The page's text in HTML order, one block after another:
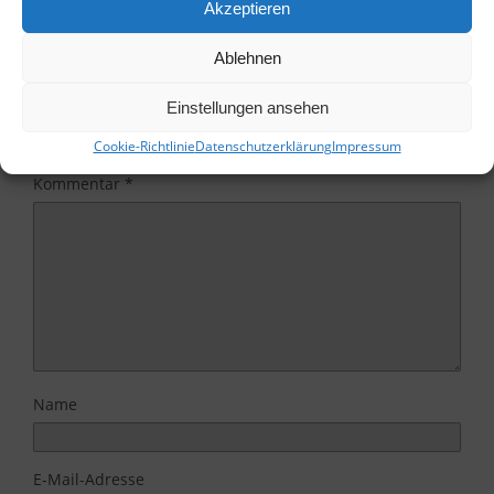
Akzeptieren
Ablehnen
Einstellungen ansehen
Cookie-RichtlinieDatenschutzerklärungImpressum
Deine E-Mail-Adresse wird nicht veröffentlicht.
Erforderliche Felder sind mit*markiert
Kommentar *
Name
E-Mail-Adresse